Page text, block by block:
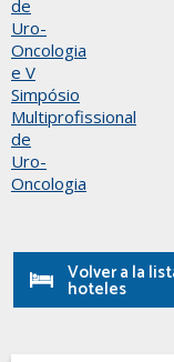
Volver a la
hoteles